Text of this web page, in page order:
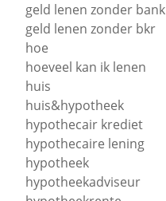
geld lenen zonder bank
geld lenen zonder bkr
hoe
hoeveel kan ik lenen
huis
huis&hypotheek
hypothecair krediet
hypothecaire lening
hypotheek
hypotheekadviseur